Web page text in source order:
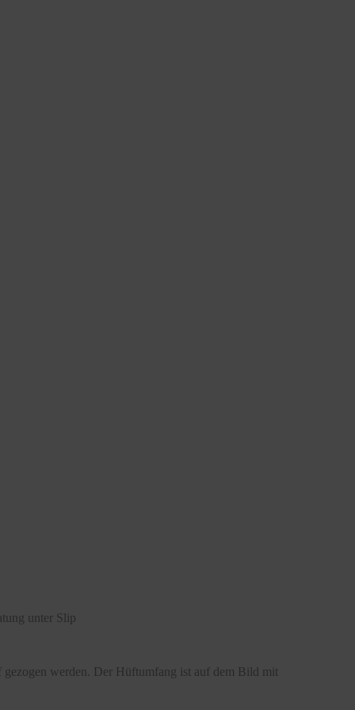
unter Slip
gezogen werden. Der Hüftumfang ist auf dem Bild mit